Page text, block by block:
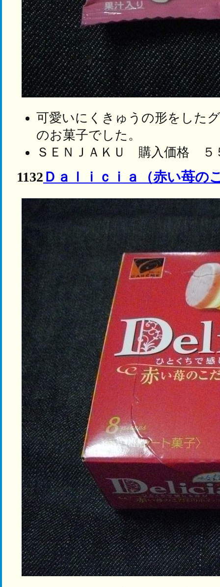
可愛いにくきゅうの形をした
のお菓子でした。
ＳＥＮＪＡＫＵ 購入価格 ５
1132 Ｄａｌｉｃｉａ（赤い苺の